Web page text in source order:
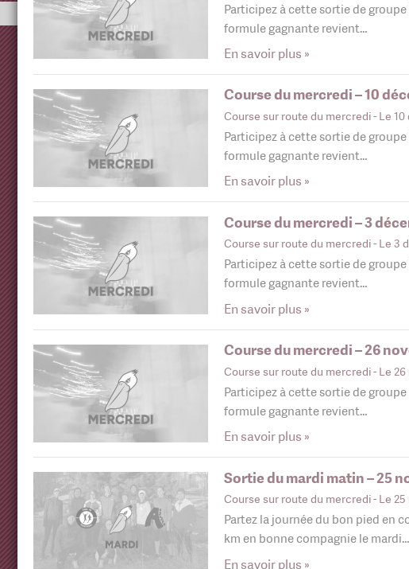
Participez à cette sortie de
formule gagnante revient…
En savoir plus »
Course du mercredi – 10
Course sur route du mercredi- Le
Participez à cette sortie de
formule gagnante revient…
En savoir plus »
Course du mercredi – 3
Course sur route du mercredi- Le 3
Participez à cette sortie de
formule gagnante revient…
En savoir plus »
Course du mercredi – 26
Course sur route du mercredi- Le
Participez à cette sortie de
formule gagnante revient…
En savoir plus »
Sortie du mardi matin – 25
Course sur route du mercredi- Le
Partez la journée du bon pied en
km en bonne compagnie le mardi…
En savoir plus »